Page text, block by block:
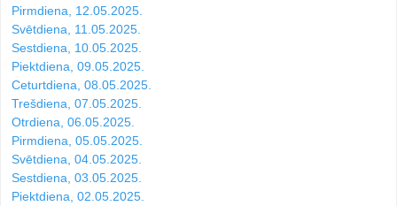
Pirmdiena, 12.05.2025.
Svētdiena, 11.05.2025.
Sestdiena, 10.05.2025.
Piektdiena, 09.05.2025.
Ceturtdiena, 08.05.2025.
Trešdiena, 07.05.2025.
Otrdiena, 06.05.2025.
Pirmdiena, 05.05.2025.
Svētdiena, 04.05.2025.
Sestdiena, 03.05.2025.
Piektdiena, 02.05.2025.